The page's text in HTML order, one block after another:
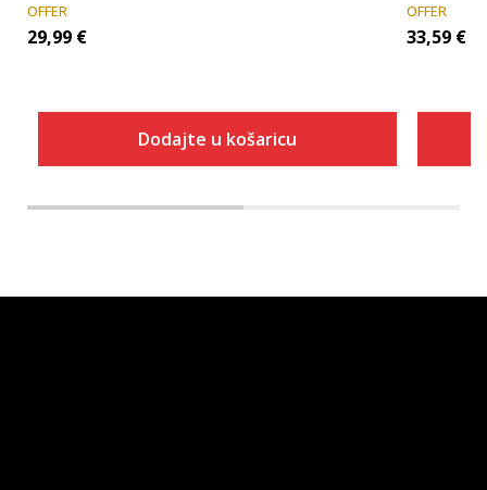
OFFER
29,99 €
Dodajte u košaricu
OFFER
33,59 €